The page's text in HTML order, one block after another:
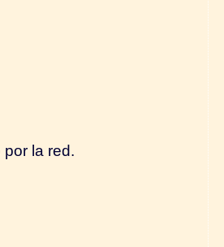
la red.